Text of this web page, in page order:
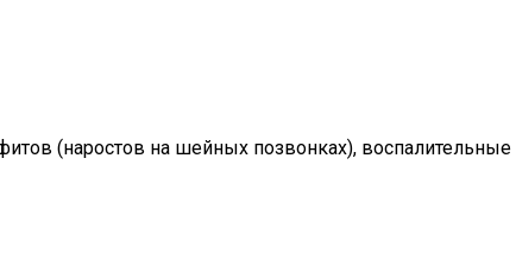
(наростов на шейных позвонках), воспалительные